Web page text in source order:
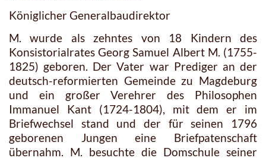
Königlicher Generalbaudirektor
M. wurde als zehntes von 18 Kindern des
Konsistorialrates Georg Samuel Albert M. (1755-
1825) geboren. Der Vater war Prediger an der
deutsch-reformierten Gemeinde zu Magdeburg
und ein großer Verehrer des Philosophen
Immanuel Kant (1724-1804), mit dem er im
Briefwechsel stand und der für seinen 1796
geborenen Jungen eine Briefpatenschaft
übernahm. M. besuchte die Domschule seiner